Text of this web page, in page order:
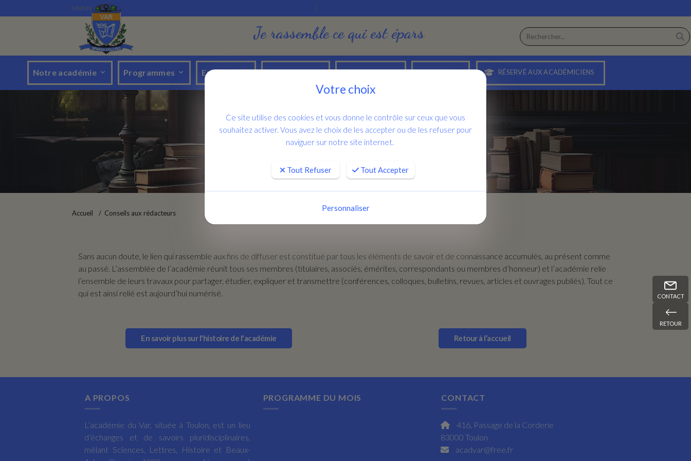
CONTACT
RETOUR
NNNN
Je rassemble ce qui est épars
Notre académie Programmes Evénements Salons d'art Publications Contacts RÉSERVÉ AUX ACADÉMICIENS
Accueil Conseils aux rédacteurs
Sans aucun doute, le lien qui rassemble aux fins de diffuser est constitué par tous les éléments de savoir et de connaissance accumulés, au présent comme
au passé. L’assemblée de l’académie réunit tous ses membres (titulaires, associés, émérites, correspondants ou membres d’honneur) et l’académie relie
l’ensemble de leurs travaux pour partager, étudier, expliquer et transmettre (conférences, colloques, bulletins, revues, articles et ouvrages publiés). Tout ce
qui est ainsi relié est aujourd’hui numérisé.
En savoir plus sur l'histoire de l'académie Retour à l’accueil
A PROPOS
L’académie du Var, située à Toulon, est un lieu
d’échanges et de savoirs pluridisciplinaires,
mêlant Sciences, Lettres, Histoire et Beaux-
PROGRAMME DU MOIS CONTACT
416, Passage de la Corderie
83000 Toulon
acadvar@free.fr
Votre choix
Ce site utilise des cookies et vous donne le contrôle sur ceux que vous
souhaitez activer. Vous avez le choix de les accepter ou de les refuser pour
naviguer sur notre site internet.
Tout Refuser Tout Accepter
Personnaliser